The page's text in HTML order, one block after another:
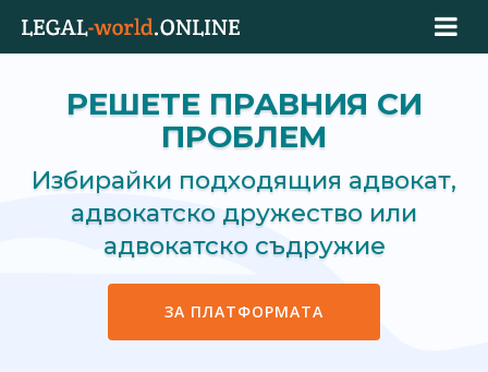
РЕШЕТЕ ПРАВНИЯ СИ
ПРОБЛЕМ
Избирайки подходящия адвокат,
адвокатско дружество или
адвокатско съдружие
ЗА ПЛАТФОРМАТА